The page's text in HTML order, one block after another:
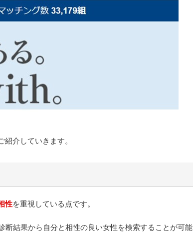
紹介していきます。
性を重視している点です。
断結果から自分と相性の良い女性を検索することが可能